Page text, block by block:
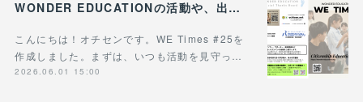
WONDER EDUCATIONの活動や、出張講座・講演のご案内をまとめた 『WE Times #25』を公開しました！
こんにちは！オチセンです。WE Times #25を
作成しました。まずは、いつも活動を見守っ…
2026.06.01 15:00